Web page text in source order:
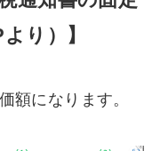
り）】
額になります。